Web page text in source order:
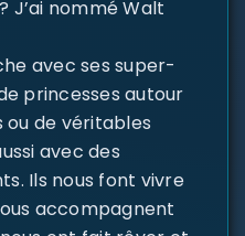
J’ai nommé Walt
avec ses super-
princesses autour
ou de véritables
avec des
Ils nous font vivre
accompagnent